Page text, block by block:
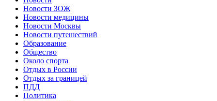
Новости ЗОЖ
Новости медицины
Новости Москвы
Новости путешествий
Образование
Общество
Около спорта
Отдых в России
Отдых за границей
ПДД
Политика